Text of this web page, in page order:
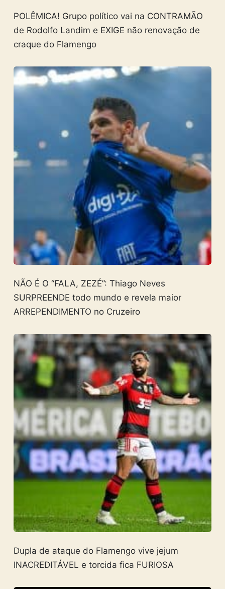
POLÊMICA! Grupo político vai na CONTRAMÃO
de Rodolfo Landim e EXIGE não renovação de
craque do Flamengo
NÃO É O “FALA, ZEZÉ”: Thiago Neves
SURPREENDE todo mundo e revela maior
ARREPENDIMENTO no Cruzeiro
Dupla de ataque do Flamengo vive jejum
INACREDITÁVEL e torcida fica FURIOSA